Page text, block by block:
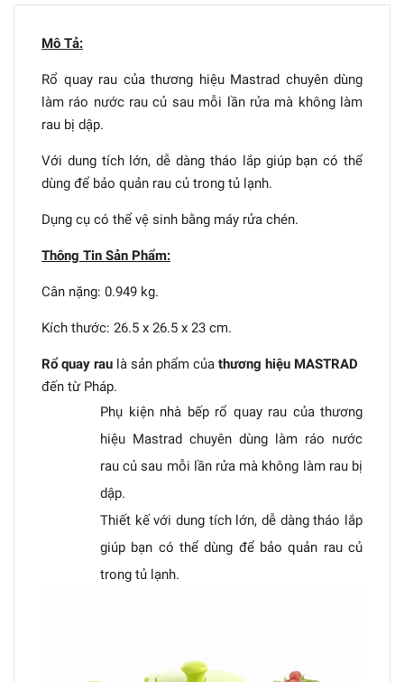
Mô Tả:
Rổ quay rau của thương hiệu Mastrad chuyên dùng
làm ráo nước rau củ sau mỗi lần rửa mà không làm
rau bị dập.
Với dung tích lớn, dễ dàng tháo lắp giúp bạn có thể
dùng để bảo quản rau củ trong tủ lạnh.
Dụng cụ có thể vệ sinh bằng máy rửa chén.
Thông Tin Sản Phẩm:
Cân nặng: 0.949 kg.
Kích thước: 26.5 x 26.5 x 23 cm.
Rổ quay rau là sản phẩm của thương hiệu MASTRAD
đến từ Pháp.
Phụ kiện nhà bếp rổ quay rau của thương
hiệu Mastrad chuyên dùng làm ráo nước
rau củ sau mỗi lần rửa mà không làm rau bị
dập.
Thiết kế với dung tích lớn, dễ dàng tháo lắp
giúp bạn có thể dùng để bảo quản rau củ
trong tủ lạnh.